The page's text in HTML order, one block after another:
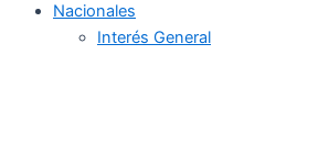
Nacionales
Interés General